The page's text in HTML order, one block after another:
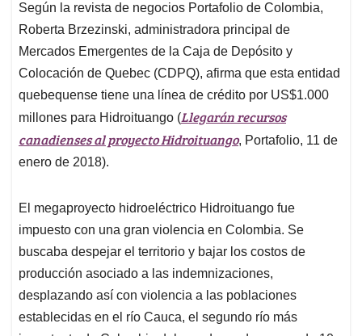
Según la revista de negocios Portafolio de Colombia,
Roberta Brzezinski, administradora principal de
Mercados Emergentes de la Caja de Depósito y
Colocación de Quebec (CDPQ), afirma que esta entidad
quebequense tiene una línea de crédito por US$1.000
millones para Hidroituango (Llegarán recursos
canadienses al proyecto Hidroituango, Portafolio, 11 de
enero de 2018).
El megaproyecto hidroeléctrico Hidroituango fue
impuesto con una gran violencia en Colombia. Se
buscaba despejar el territorio y bajar los costos de
producción asociado a las indemnizaciones,
desplazando así con violencia a las poblaciones
establecidas en el río Cauca, el segundo río más